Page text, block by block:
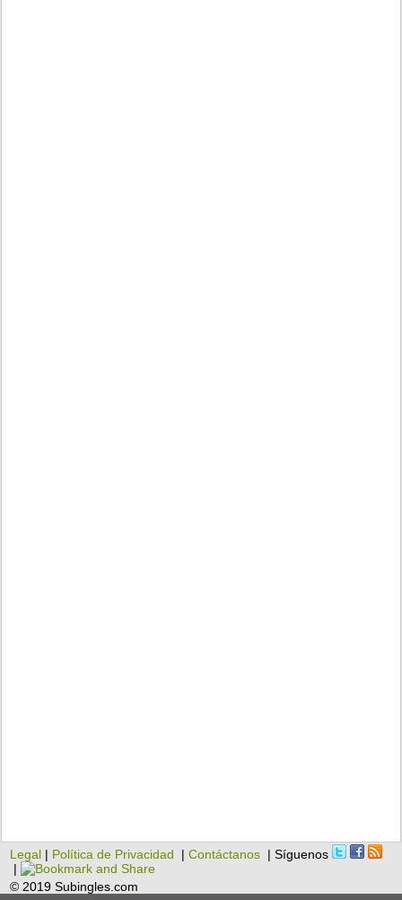
Legal | Política de Privacidad |Contáctanos | Síguenos
|
© 2019 Subingles.com